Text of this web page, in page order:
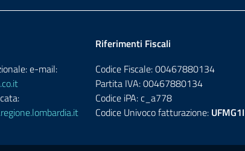
e-mail:
Riferimenti Fiscali
Codice Fiscale: 00467880134
Partita IVA: 00467880134
Codice iPA: c_a778
Codice Univoco fatturazione: UFMG1I